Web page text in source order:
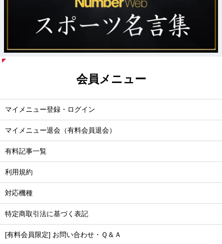
会員メニュー
マイメニュー登録・ログイン
マイメニュー退会（有料会員退会）
有料記事一覧
利用規約
対応機種
特定商取引法に基づく表記
[有料会員限定] お問い合わせ・Ｑ＆Ａ